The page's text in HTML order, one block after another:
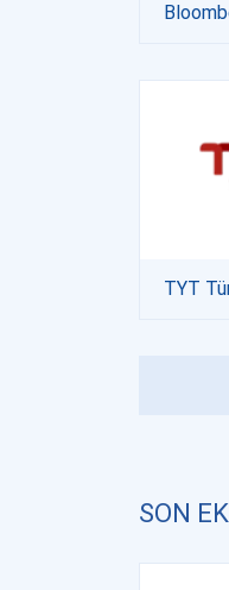
TYT
SON